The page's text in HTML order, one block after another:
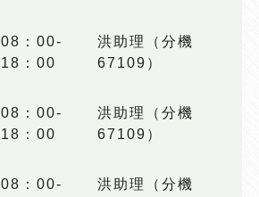
08：00-
18：00
洪助理（分機
67109）
08：00-
18：00
洪助理（分機
67109）
08：00-
洪助理（分機